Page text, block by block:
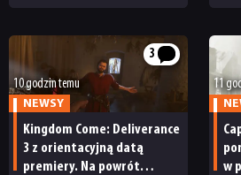
SKLEP
3
10 godzin temu
NEWSY
Kingdom Come: Deliverance
3 z orientacyjną datą
premiery. Na powrót
11
w